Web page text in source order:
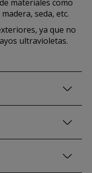
materiales como
seda, etc.
ya que no
ultravioletas.